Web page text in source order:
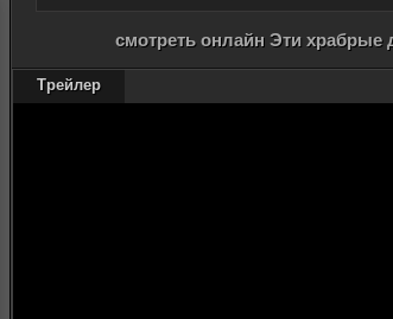
смотреть онлайн Эти храбрые
Трейлер